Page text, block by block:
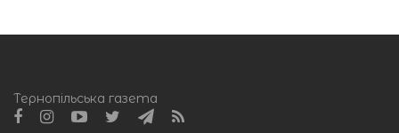
Тернопільська газета